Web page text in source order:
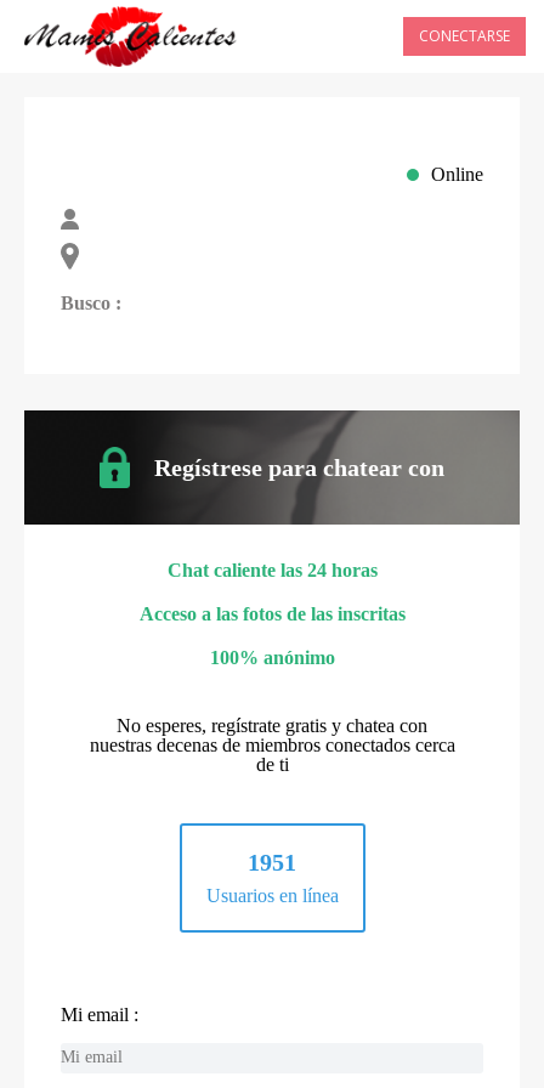
CONECTARSE
Online
Busco :
Regístrese para chatear con
Chat caliente las 24 horas
Acceso a las fotos de las inscritas
100% anónimo
No esperes, regístrate gratis y chatea con
nuestras decenas de miembros conectados cerca
de ti
1951
Usuarios en línea
Mi email :